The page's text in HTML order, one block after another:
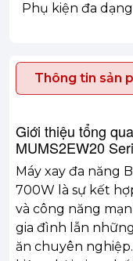
Phụ kiện đa
Thông tin sản
Giới thiệu tổng
MUMS2EW20
Máy xay đa năng
700W là sự kết
và công năng
gia đình lẫn
ăn chuyên